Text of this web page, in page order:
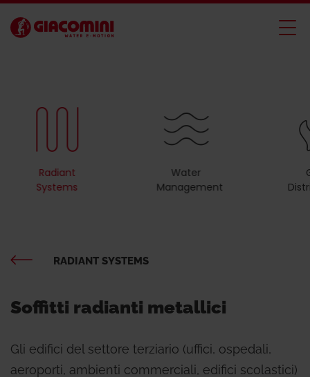
Radiant
Systems
Water
Management
RADIANT SYSTEMS
Soffitti radianti metallici
Gli edifici del settore terziario (uffici, ospedali,
aeroporti, ambienti commerciali, edifici scolastici)